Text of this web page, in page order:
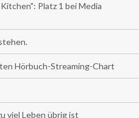
Platz 1 bei Media
Hörbuch-Streaming-Chart
viel Leben übrig ist